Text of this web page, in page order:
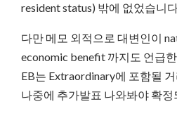
resident status) 밖에 없었습니
다만 메모 외적으로 대변인이
economic benefit 까지도 언급
EB는 Extraordinary에 포함될
나중에 추가발표 나와봐야 확정